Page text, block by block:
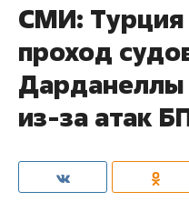
СМИ: Турция
проход
из-за атак